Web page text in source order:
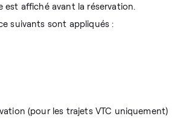
est affiché avant la réservation.
suivants sont appliqués :
(pour les trajets VTC uniquement)